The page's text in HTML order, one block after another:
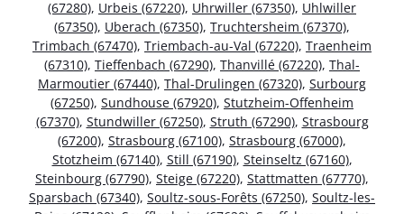
(67280), Urbeis (67220), Uhrwiller (67350), Uhlwiller
(67350), Uberach (67350), Truchtersheim (67370),
Trimbach (67470), Triembach-au-Val (67220), Traenheim
(67310), Tieffenbach (67290), Thanvillé (67220), Thal-
Marmoutier (67440), Thal-Drulingen (67320), Surbourg
(67250), Sundhouse (67920), Stutzheim-Offenheim
(67370), Stundwiller (67250), Struth (67290), Strasbourg
(67200), Strasbourg (67100), Strasbourg (67000),
Stotzheim (67140), Still (67190), Steinseltz (67160),
Steinbourg (67790), Steige (67220), Stattmatten (67770),
Sparsbach (67340), Soultz-sous-Forêts (67250), Soultz-les-